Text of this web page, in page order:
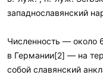
западнославянский
Численность — около
в Германии[2] — на
собой славянский